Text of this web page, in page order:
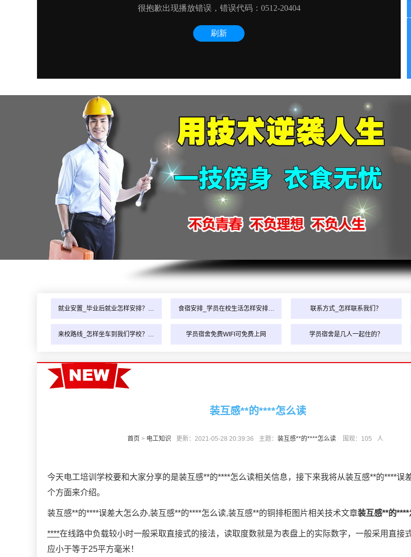
就业安置_毕业后就业怎样安排？… 食宿安排_学员在校生活怎样安排… 联系方式_怎样联系我们？
来校路线_怎样坐车到我们学校？… 学员宿舍免费WIFI可免费上网 学员宿舍是几人一起住的？
装互感**的****怎么读
首页 > 电工知识 更新：2021-05-28 20:39:36 主题： 装互感**的****怎么读 围观： 105 人
今天电工培训学校要和大家分享的是装互感**的****怎么读相关信息，接下来我将从装互感**的****误
个方面来介绍。
装互感**的****误差大怎么办,装互感**的****怎么读,装互感**的铜排柜图片相关技术文章装互感**的
****在线路中负载较小时一般采取直接式的接法，读取度数就是为表盘上的实际数字，一般采用直接
应小于等于25平方毫米！